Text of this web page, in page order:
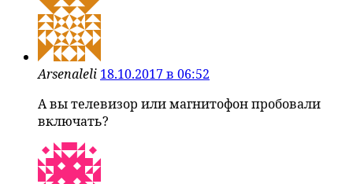
Arsenaleli 18.10.2017 в 06:52
А вы телевизор или магнитофон пробовали
включать?